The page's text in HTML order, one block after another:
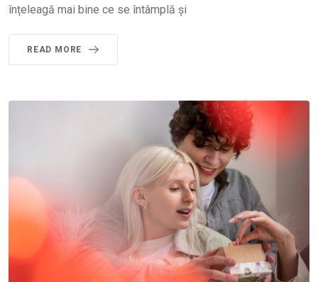
înțeleagă mai bine ce se întâmplă și
READ MORE